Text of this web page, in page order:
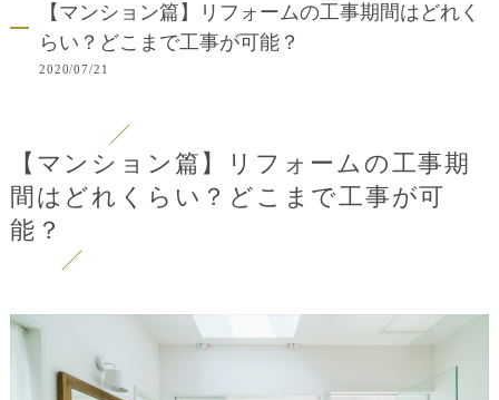
【マンション篇】リフォームの工事期間はどれく
らい？どこまで工事が可能？
2020/07/21
【マンション篇】リフォームの工事期
間はどれくらい？どこまで工事が可
能？